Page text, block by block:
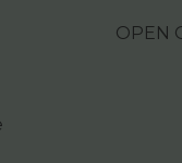
OPEN